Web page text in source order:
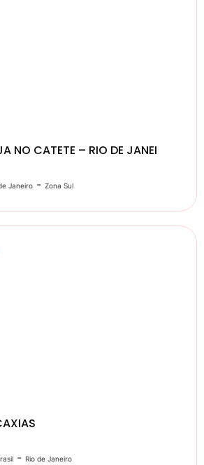
NO CATETE – RIO DE JANEI
Janeiro - Zona Sul
- Rio de Janeiro